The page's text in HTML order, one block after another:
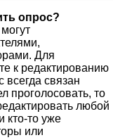
опрос?
Для
к редактированию
связан
проголосовать, то
любой
кто-то уже
или